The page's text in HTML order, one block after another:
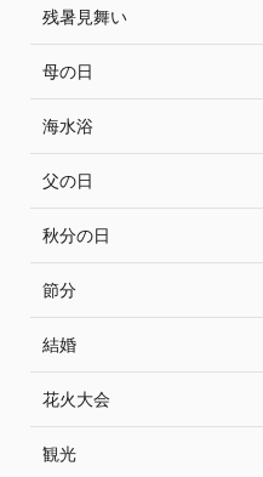
残暑見舞い
母の日
海水浴
父の日
秋分の日
節分
結婚
花火大会
観光